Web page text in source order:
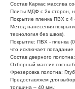
Состав Каркас массива
Плиты МДФ с 2х сторон,
Покрытие пленка ПВХ с 4
Метод нанесения
технология без швов).
Покрытие: ПВХ - пленка
что исключает попадание
Состав дверного полотна:
Отборный массив сосны
Фрезеровка полотна:
Предоставляем для
толщина – 40 мм.;